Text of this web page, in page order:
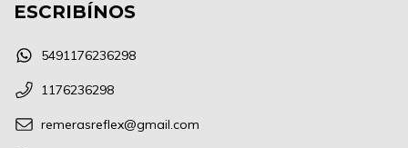
ESCRIBÍNOS
5491176236298
1176236298
remerasreflex@gmail.com